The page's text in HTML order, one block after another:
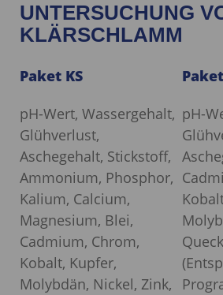
UNTERSUCHUNG
KLÄRSCHLAMM
Paket KS
pH-Wert, Wassergehalt,
Glühverlust,
Aschegehalt, Stickstoff,
Ammonium, Phosphor,
Kalium, Calcium,
Magnesium, Blei,
Cadmium, Chrom,
Kobalt, Kupfer,
Molybdän, Nickel, Zink,
pH-